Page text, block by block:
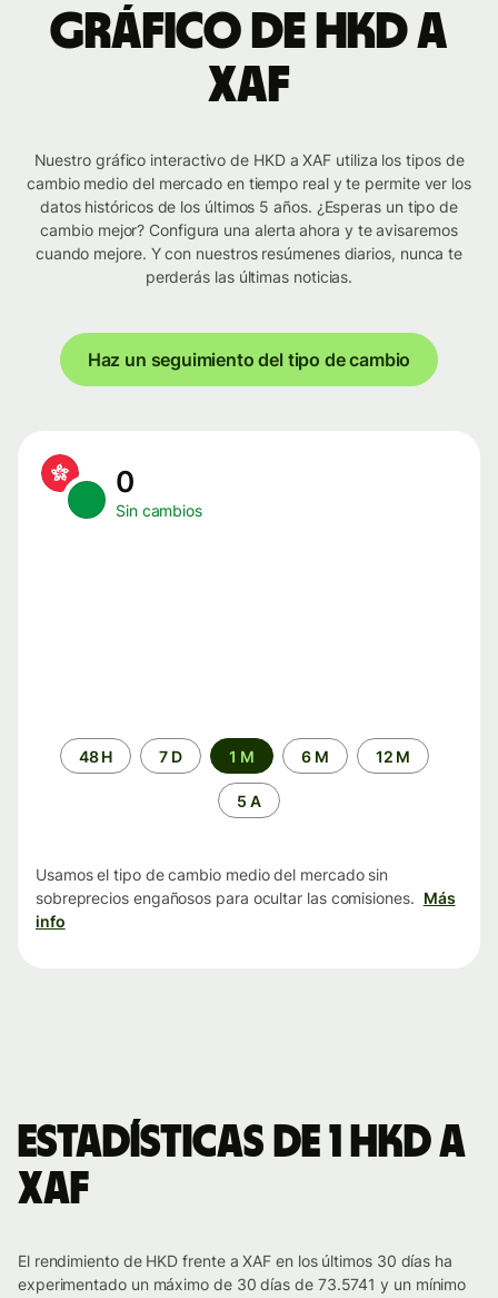
Gráfico de HKD a
XAF
Nuestro gráfico interactivo de HKD a XAF utiliza los tipos de
cambio medio del mercado en tiempo real y te permite ver los
datos históricos de los últimos 5 años. ¿Esperas un tipo de
cambio mejor? Configura una alerta ahora y te avisaremos
cuando mejore. Y con nuestros resúmenes diarios, nunca te
perderás las últimas noticias.
Haz un seguimiento del tipo de cambio
0
Sin cambios
Periodo48 H 7 D 1 M 6 M 12 M
5 A
Usamos el tipo de cambio medio del mercado sin
sobreprecios engañosos para ocultar las comisiones. Más
info
Estadísticas de 1 HKD a
XAF
El rendimiento de HKD frente a XAF en los últimos 30 días ha
experimentado un máximo de 30 días de 73.5741 y un mínimo